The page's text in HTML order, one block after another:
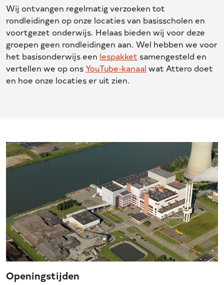
Wij ontvangen regelmatig verzoeken tot
rondleidingen op onze locaties van basisscholen en
voortgezet onderwijs. Helaas bieden wij voor deze
groepen geen rondleidingen aan. Wel hebben we voor
het basisonderwijs een lespakket samengesteld en
vertellen we op onsYouTube-kanaal wat Attero doet
en hoe onze locaties er uit zien.
Openingstijden